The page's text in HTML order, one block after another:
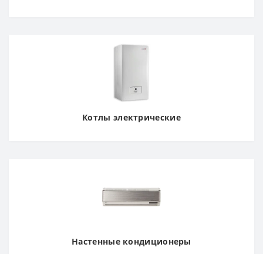
Котлы электрические
Настенные кондиционеры